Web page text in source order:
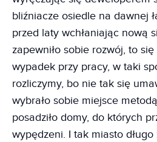
bliźniacze osiedle na dawnej
przed laty wchłaniając nową
zapewniło sobie rozwój, to
wypadek przy pracy, w taki
rozliczymy, bo nie tak się
wybrało sobie miejsce
posadziło domy, do których
wypędzeni. I tak miasto długo